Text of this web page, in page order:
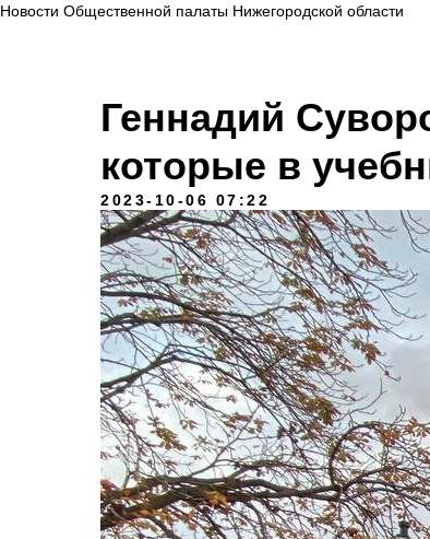
Новости Общественной палаты Нижегородской области
Геннадий
которые в
2023-10-06 07:22